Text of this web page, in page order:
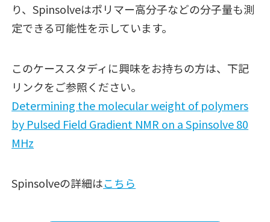
り、Spinsolveはポリマー高分子などの分子量も測
定できる可能性を示しています。
このケーススタディに興味をお持ちの方は、下記
リンクをご参照ください。
Determining the molecular weight of polymers
by Pulsed Field Gradient NMR on a Spinsolve 80
MHz
Spinsolveの詳細はこちら